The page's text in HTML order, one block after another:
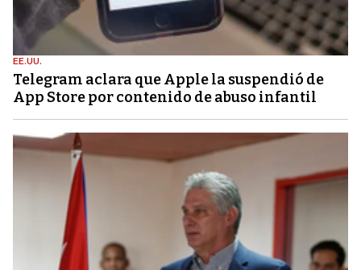
EE.UU.
Telegram aclara que Apple la suspendió de
App Store por contenido de abuso infantil